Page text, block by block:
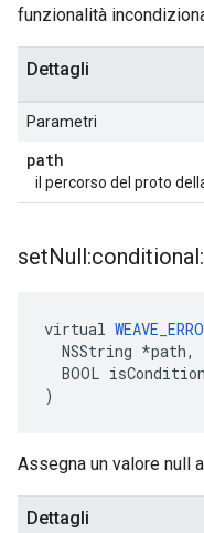
funzionalità
Dettagli
Parametri
path
il percorso del proto
setNull:conditional:
virtual
  NSString *path,
BOOL
)
Assegna un valore null
Dettagli